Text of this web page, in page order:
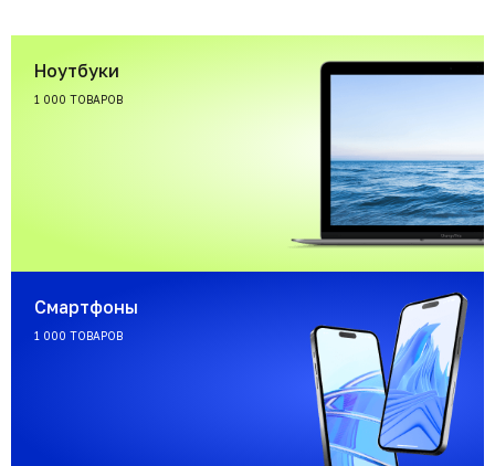
Ноутбуки
1 000 ТОВАРОВ
Смартфоны
1 000 ТОВАРОВ